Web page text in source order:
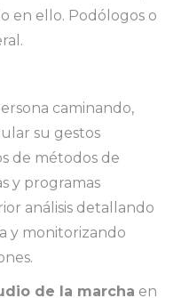
en ello. Podólogos o
caminando,
su gestos
de métodos de
y programas
análisis detallando
y monitorizando
de la marcha en